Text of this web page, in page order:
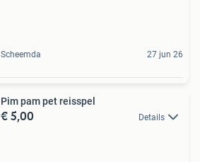
Scheemda 27 jun 26
Pim pam pet reisspel
€ 5,00 Details